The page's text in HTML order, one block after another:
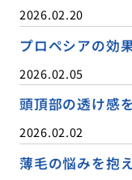
2026.02.20
プロペシアの効
2026.02.05
頭頂部の透け感
2026.02.02
薄毛の悩みを抱